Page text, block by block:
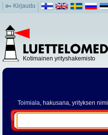
Kirjaudu
Kotimainen yrityshakemisto
Toimiala, hakusana, yrityksen nimi